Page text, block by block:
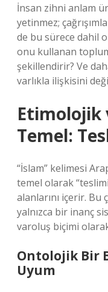
İnsan zihni anlam
yetinmez;
de bu sürece dahil
onu kullanan
şekillendirir? Ve
varlıkla ilişkisini
Etimolojik
Temel:
“İslam” kelimesi
temel olarak
alanlarını içerir. Bu
yalnızca bir inanç
varoluş biçimi
Ontolojik Bir
Uyum